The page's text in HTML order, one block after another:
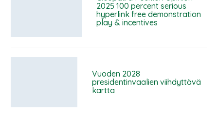
2025 100 percent serious
hyperlink free demonstration
play & incentives
Vuoden 2028
presidentinvaalien viihdyttävä
kartta